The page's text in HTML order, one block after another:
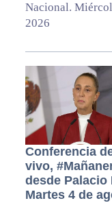
Nacional.
2026
Conferencia
vivo,
desde Palacio
Martes 4 de